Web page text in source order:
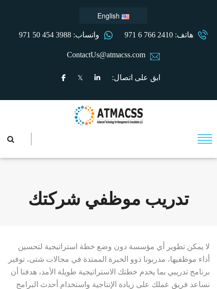
English
هاتف: 2410 766 6 971 واتساب: 3988 454 50 971
ContactUs@atmacss.com
ابق على اتصال:
تدريب موظفي شركتك
لا يمكن تطوير أي مؤسسة دون وضع خطة استراتيجية لتحسين
أداء موظفيها، مدربونا ذوو الخبرة الممتدة في مجالات شتى، توفير
برنامج تدريبي بما يخدم خطتك الاستراتيجية طويلة الأمد، هدفنا أن
نساعد فريق عملك على زيادة الإنتاجية واستخدام أحدث البرامج